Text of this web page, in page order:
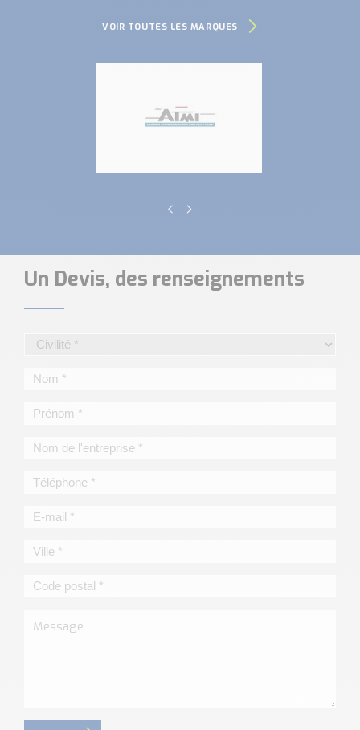
VOIR TOUTES LES MARQUES
Un Devis, des renseignements